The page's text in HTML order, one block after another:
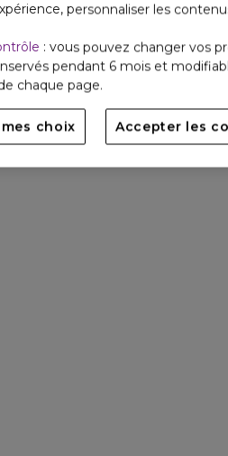
personnaliser les
: vous pouvez changer vos
pendant 6 mois et
chaque page.
choix Accepter les